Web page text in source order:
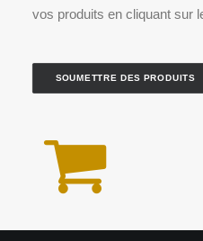
vos produits en cliquant sur
SOUMETTRE DES PRODUITS